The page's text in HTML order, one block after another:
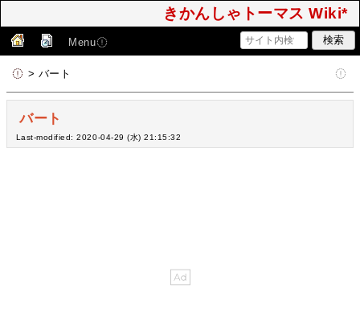
きかんしゃトーマス Wiki*
Menu
> バート
バート
Last-modified: 2020-04-29 (水) 21:15:32